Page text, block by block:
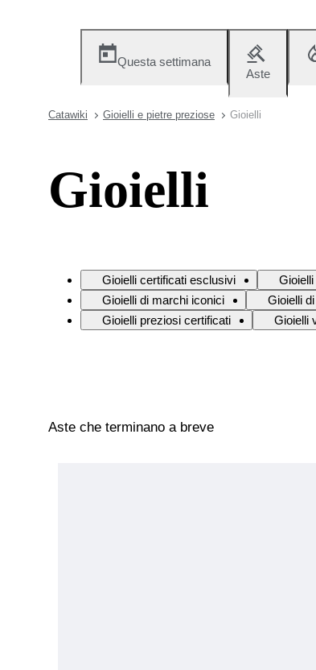
Questa settimana
Aste
Catawiki Gioielli e pietre preziose Gioielli
Gioielli
Gioielli certificati esclusivi
Gioielli di marchi iconici
Gioielli
Gioielli preziosi certificati
Gioielli
Aste che terminano a breve